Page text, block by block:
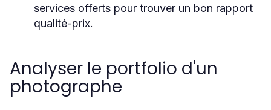
services offerts pour trouver un bon rapport
qualité-prix.
Analyser le portfolio d'un
photographe